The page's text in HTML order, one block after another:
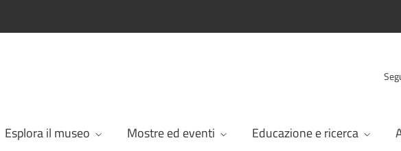
Esplora il museo Mostre ed eventi Educazione e ricerca